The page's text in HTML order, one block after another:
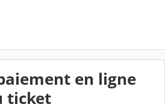
en ligne
ticket